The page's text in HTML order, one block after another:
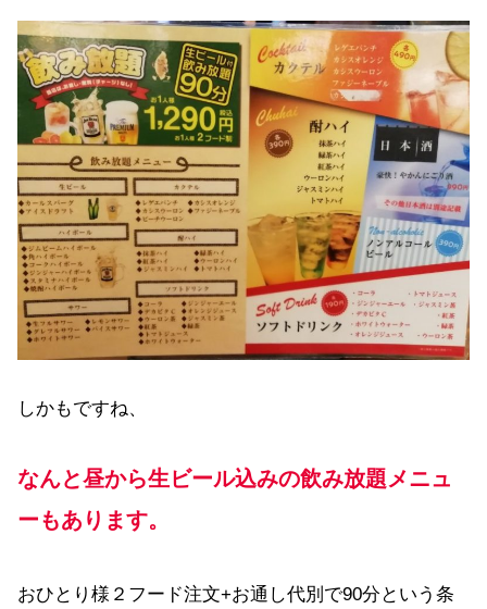
しかもですね、
なんと昼から生ビール込みの飲み放題メニュ
ーもあります。
おひとり様２フード注文+お通し代別で90分という条